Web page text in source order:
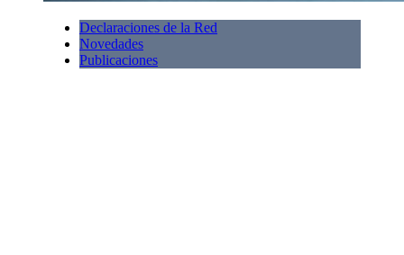
Declaraciones de la Red
Novedades
Publicaciones